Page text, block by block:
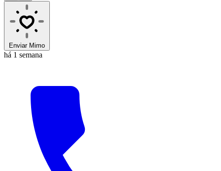
Enviar Mimo
há 1 semana